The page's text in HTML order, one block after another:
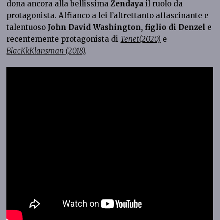
dona ancora alla bellissimaZendaya il ruolo da
protagonista. Affianco a lei l’altrettanto affascinante e
talentuoso John David Washington, figlio di Denzel e
recentemente protagonista di Tenet(2020) e
BlacKkKlansman (2018).